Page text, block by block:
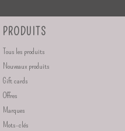
PRODUITS
Tous les produits
Nouveaux produits
Gift cards
Offres
Marques
Mots-clés